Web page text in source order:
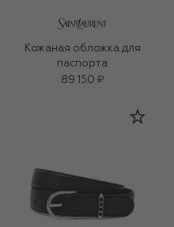
Кожаная обложка для
паспорта
89 150 ₽